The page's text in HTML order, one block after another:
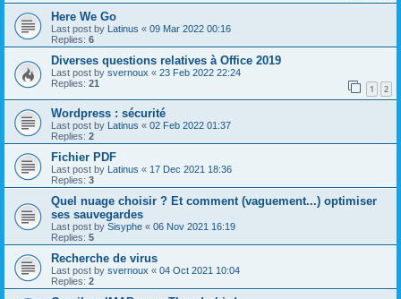
Here We Go
Last post by Latinus « 09 Mar 2022 00:16
Replies: 6
Diverses questions relatives à Office 2019
Last post by svernoux « 23 Feb 2022 22:24
Replies: 21 1 2
Wordpress : sécurité
Last post by Latinus « 02 Feb 2022 01:37
Replies: 2
Fichier PDF
Last post by Latinus « 17 Dec 2021 18:36
Replies: 3
Quel nuage choisir ? Et comment (vaguement...) optimiser
ses sauvegardes
Last post by Sisyphe « 06 Nov 2021 16:19
Replies: 5
Recherche de virus
Last post by svernoux « 04 Oct 2021 10:04
Replies: 2